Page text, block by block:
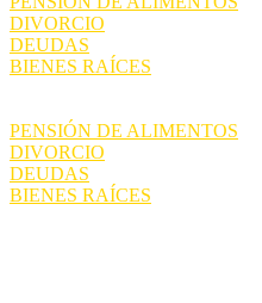
DIVORCIO
DEUDAS
BIENES RAÍCES
PENSIÓN DE ALIMENTOS
DIVORCIO
DEUDAS
BIENES RAÍCES